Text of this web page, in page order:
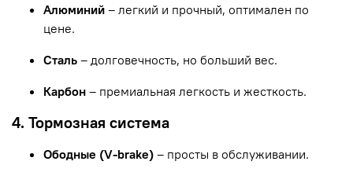
Алюминий – легкий и прочный, оптимален по
цене.
Сталь – долговечность, но больший вес.
Карбон – премиальная легкость и жесткость.
4. Тормозная система
Ободные (V-brake) – просты в обслуживании.